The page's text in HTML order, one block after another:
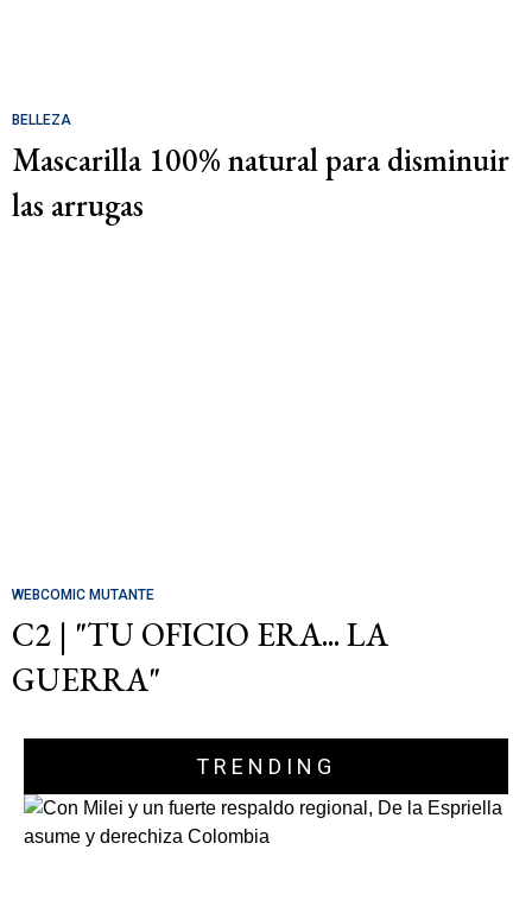
BELLEZA
Mascarilla 100% natural para disminuir
las arrugas
WEBCOMIC MUTANTE
C2 | "TU OFICIO ERA... LA
GUERRA"
TRENDING